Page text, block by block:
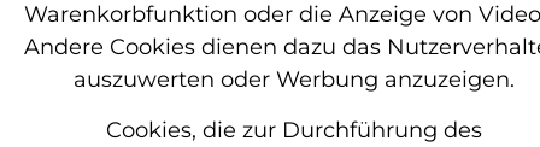
Warenkorbfunktion oder die Anzeige von
Andere Cookies dienen dazu das
auszuwerten oder Werbung anzuzeigen.
Cookies, die zur Durchführung des